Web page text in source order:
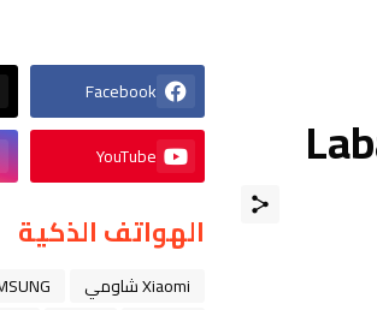
Facebook
YouTube
الهواتف الذكية
Xiaomi شاومي